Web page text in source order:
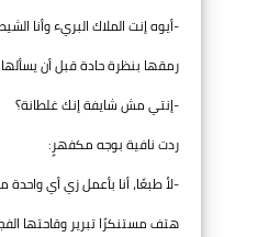
-أيوه إنت الملاك البريء وأنا
رمقها بنظرة حادة قبل أن
-إنتي مش شايفة إنك غلطانة؟
ردت نافية بوجه مكفهرٍ:
-لأ طبعًا، أنا بأعمل زي أي
هتف مستنكرًا تبرير وقاحتها